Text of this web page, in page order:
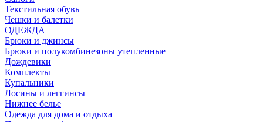
Текстильная обувь
Чешки и балетки
ОДЕЖДА
Брюки и джинсы
Брюки и полукомбинезоны утепленные
Дождевики
Комплекты
Купальники
Лосины и леггинсы
Нижнее белье
Одежда для дома и отдыха